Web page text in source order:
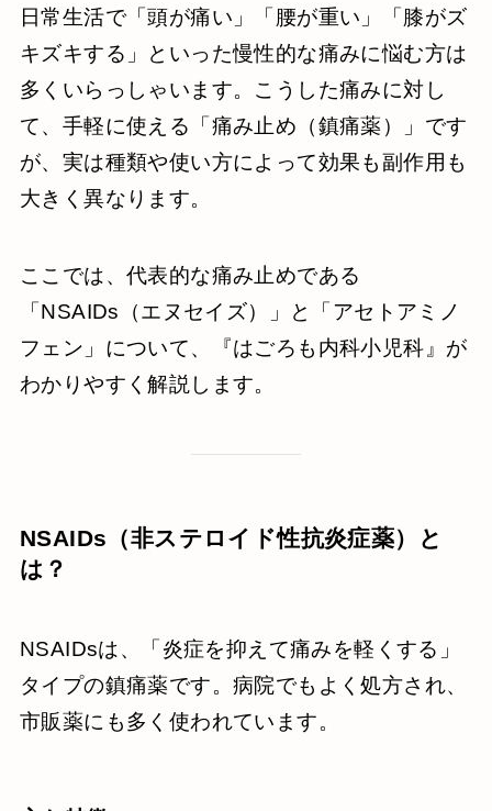
日常生活で「頭が痛い」「腰が重い」「膝がズ
キズキする」といった慢性的な痛みに悩む方は
多くいらっしゃいます。こうした痛みに対し
て、手軽に使える「痛み止め（鎮痛薬）」です
が、実は種類や使い方によって効果も副作用も
大きく異なります。
ここでは、代表的な痛み止めである
「NSAIDs（エヌセイズ）」と「アセトアミノ
フェン」について、『はごろも内科小児科』が
わかりやすく解説します。
NSAIDs（非ステロイド性抗炎症薬）と
は？
NSAIDsは、「炎症を抑えて痛みを軽くする」
タイプの鎮痛薬です。病院でもよく処方され、
市販薬にも多く使われています。